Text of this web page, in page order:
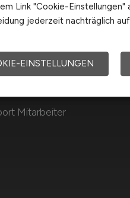
Mitarbeiter
Link "Cookie-Einstellungen"
jederzeit nachträglich
EINSTELLUNGEN